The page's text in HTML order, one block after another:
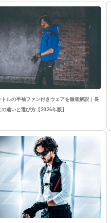
トルの半袖ファン付きウェアを徹底解説｜長
の違いと選び方【2026年版】